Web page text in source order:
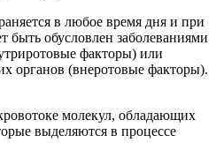
в любое время дня и при
быть обусловлен заболеваниями
факторы) или
органов (внеротовые факторы).
молекул, обладающих
выделяются в процессе